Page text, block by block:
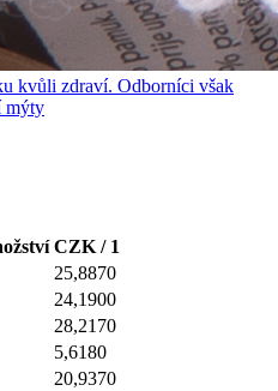
kvůli zdraví. Odborníci však
mýty
CZK / 1
25,8870
24,1900
28,2170
5,6180
20,9370